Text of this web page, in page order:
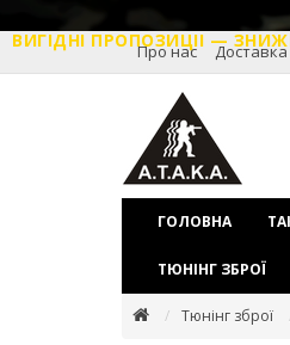
ВИГІДНІ ПРОПОЗИЦІІ —
Про нас Доставка
ГОЛОВНА
ТЮНІНГ ЗБРОЇ
Тюнінг зброї